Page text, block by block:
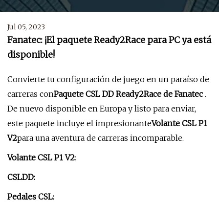
Jul 05, 2023
Fanatec: ¡El paquete Ready2Race para PC ya está
disponible!
Convierte tu configuración de juego en un paraíso de
carreras conPaquete CSL DD Ready2Race de Fanatec .
De nuevo disponible en Europa y listo para enviar,
este paquete incluye el impresionanteVolante CSL P1
V2para una aventura de carreras incomparable.
Volante CSL P1 V2:
CSLDD:
Pedales CSL: